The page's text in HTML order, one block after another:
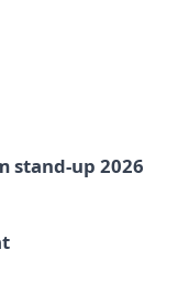
stand-up 2026